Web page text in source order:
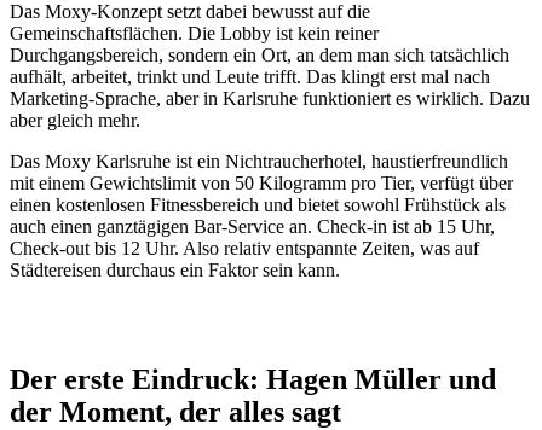
Das Moxy-Konzept setzt dabei bewusst auf die
Gemeinschaftsflächen. Die Lobby ist kein reiner
Durchgangsbereich, sondern ein Ort, an dem man sich tatsächlich
aufhält, arbeitet, trinkt und Leute trifft. Das klingt erst mal nach
Marketing-Sprache, aber in Karlsruhe funktioniert es wirklich. Dazu
aber gleich mehr.
Das Moxy Karlsruhe ist ein Nichtraucherhotel, haustierfreundlich
mit einem Gewichtslimit von 50 Kilogramm pro Tier, verfügt über
einen kostenlosen Fitnessbereich und bietet sowohl Frühstück als
auch einen ganztägigen Bar-Service an. Check-in ist ab 15 Uhr,
Check-out bis 12 Uhr. Also relativ entspannte Zeiten, was auf
Städtereisen durchaus ein Faktor sein kann.
Der erste Eindruck: Hagen Müller und
der Moment, der alles sagt